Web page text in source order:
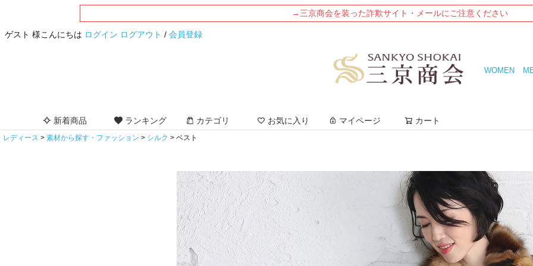
→三京商会を装った詐欺サイト・メールにご注意ください
ゲスト 様こんにちは ログイン ログアウト / 会員登録
WOMEN
新着商品 ランキング カテゴリ お気に入り マイページ カート
レディース 素材から探す・ファッション シルク ベスト